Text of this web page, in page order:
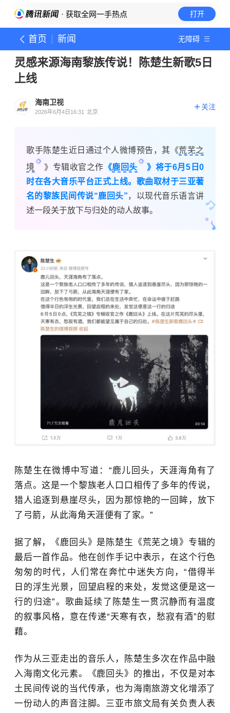
· 获取全网一手热点 打开
首页 新闻 无障碍
灵感来源海南黎族传说！陈楚生新歌5日
上线
海南卫视
2026年6月4日16:31 北京
关注
歌手陈楚生近日通过个人微博预告，其《荒芜之
境
》专辑收官之作 《鹿回头
》将于6月5日0
时在各大音乐平台正式上线。歌曲取材于三亚著
名的黎族民间传说“鹿回头”，以现代音乐语言讲
述一段关于放下与归处的动人故事。
陈楚生在微博中写道：“鹿儿回头，天涯海角有了
落点。这是一个黎族老人口口相传了多年的传说，
猎人追逐到悬崖尽头，因为那惊艳的一回眸，放下
了弓箭，从此海角天涯便有了家。”
据了解，《鹿回头》是 陈楚生 《荒芜之境》专辑的
最后一首作品。他在创作手记中表示，在这个行色
匆匆的时代，人们常在奔忙中迷失方向，“借得半
日的浮生光景，回望启程的来处，发觉这便是这一
行的归途”。歌曲延续了陈楚生一贯沉静而有温度
的叙事风格，意在传递“天寒有衣，愁寂有酒”的慰
藉。
作为从三亚走出的音乐人，陈楚生多次在作品中融
入海南文化元素。《鹿回头》的推出，不仅是对本
土民间传说的当代传承，也为海南旅游文化增添了
一份动人的声音注脚。三亚市旅文局有关负责人表